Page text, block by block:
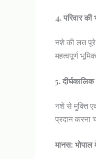
4. परिवार की
नशे की लत पूरे
महत्वपूर्ण
5.
नशे से मुक्ति
प्रदान करना
मानस: भोपाल